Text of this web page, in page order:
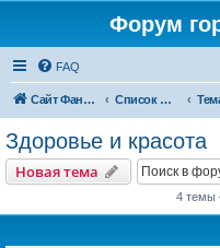
Форум
FAQ
Сайт Фаниполь OnLine Список форумов
Здоровье и красота
Новая тема
4 темы